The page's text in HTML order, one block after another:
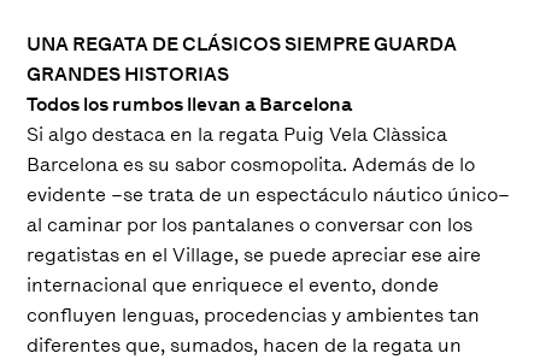
UNA REGATA DE CLÁSICOS SIEMPRE GUARDA
GRANDES HISTORIAS
Todos los rumbos llevan a Barcelona
Si algo destaca en la regata Puig Vela Clàssica
Barcelona es su sabor cosmopolita. Además de lo
evidente –se trata de un espectáculo náutico único–
al caminar por los pantalanes o conversar con los
regatistas en el Village, se puede apreciar ese aire
internacional que enriquece el evento, donde
confluyen lenguas, procedencias y ambientes tan
diferentes que, sumados, hacen de la regata un